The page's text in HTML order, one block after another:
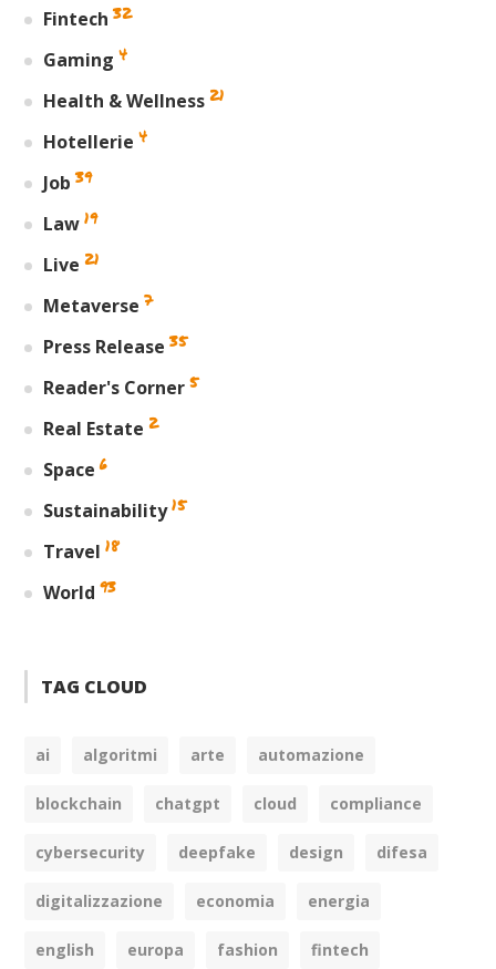
Fintech 32
Gaming 4
Health & Wellness 21
Hotellerie 4
Job 39
Law 19
Live 21
Metaverse 7
Press Release 35
Reader's Corner 5
Real Estate 2
Space 6
Sustainability 15
Travel 18
World 93
TAG CLOUD
ai algoritmi arte automazione
blockchain chatgpt cloud compliance
cybersecurity deepfake design difesa
digitalizzazione economia energia
english europa fashion fintech